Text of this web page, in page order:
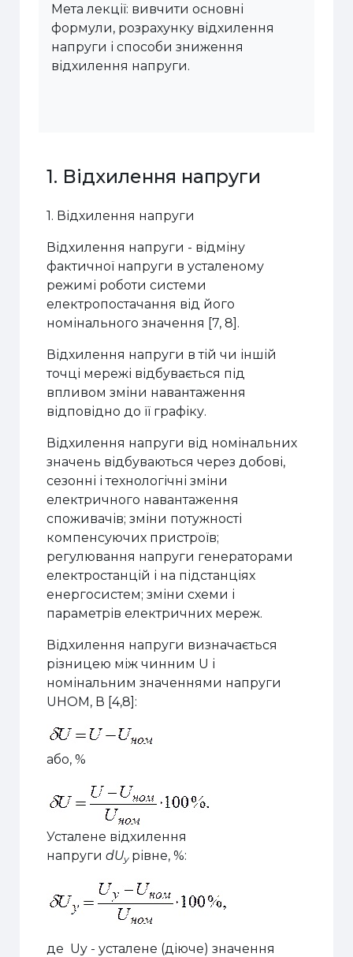
Мета лекції: вивчити основні
формули, розрахунку відхилення
напруги і способи зниження
відхилення напруги.
1. Відхилення напруги
1. Відхилення напруги
Відхилення напруги - відміну
фактичної напруги в усталеному
режимі роботи системи
електропостачання від його
номінального значення [7, 8].
Відхилення напруги в тій чи іншій
точці мережі відбувається під
впливом зміни навантаження
відповідно до її графіку.
Відхилення напруги від номінальних
значень відбуваються через добові,
сезонні і технологічні зміни
електричного навантаження
споживачів; зміни потужності
компенсуючих пристроїв;
регулювання напруги генераторами
електростанцій і на підстанціях
енергосистем; зміни схеми і
параметрів електричних мереж.
Відхилення напруги визначається
різницею між чинним U і
номінальним значеннями напруги
UНОМ, В [4,8]:
або, %
Усталене відхилення
напруги dUу рівне, %:
де Uy -усталене (діюче) значення